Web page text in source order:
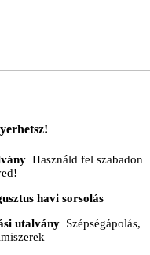
Használd fel szabadon
havi sorsolás
utalványSzépségápolás,